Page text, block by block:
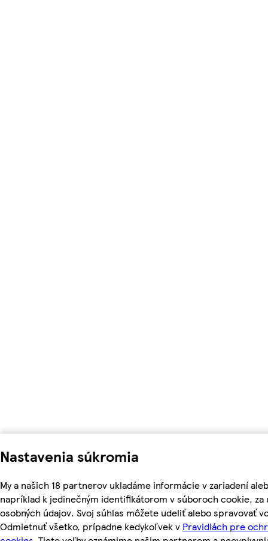
Nastavenia súkromia
My a našich 18 partnerov ukladáme informácie v zariadení
napríklad k jedinečným identifikátorom v súboroch cookie,
osobných údajov. Svoj súhlas môžete udeliť alebo spravovať
Odmietnuť všetko, prípadne kedykoľvek v Pravidlách pre